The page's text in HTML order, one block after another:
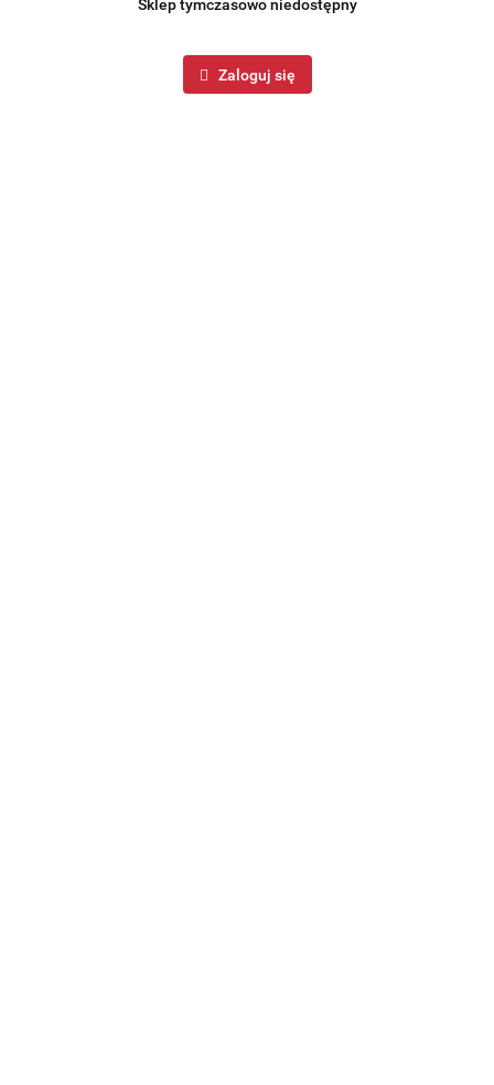
Sklep tymczasowo niedostępny
Zaloguj się